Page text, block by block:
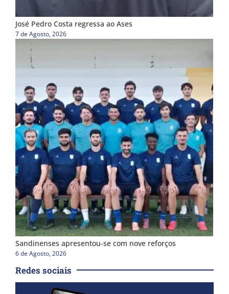
José Pedro Costa regressa ao Ases
7 de Agosto, 2026
Sandinenses apresentou-se com nove reforços
6 de Agosto, 2026
Redes sociais